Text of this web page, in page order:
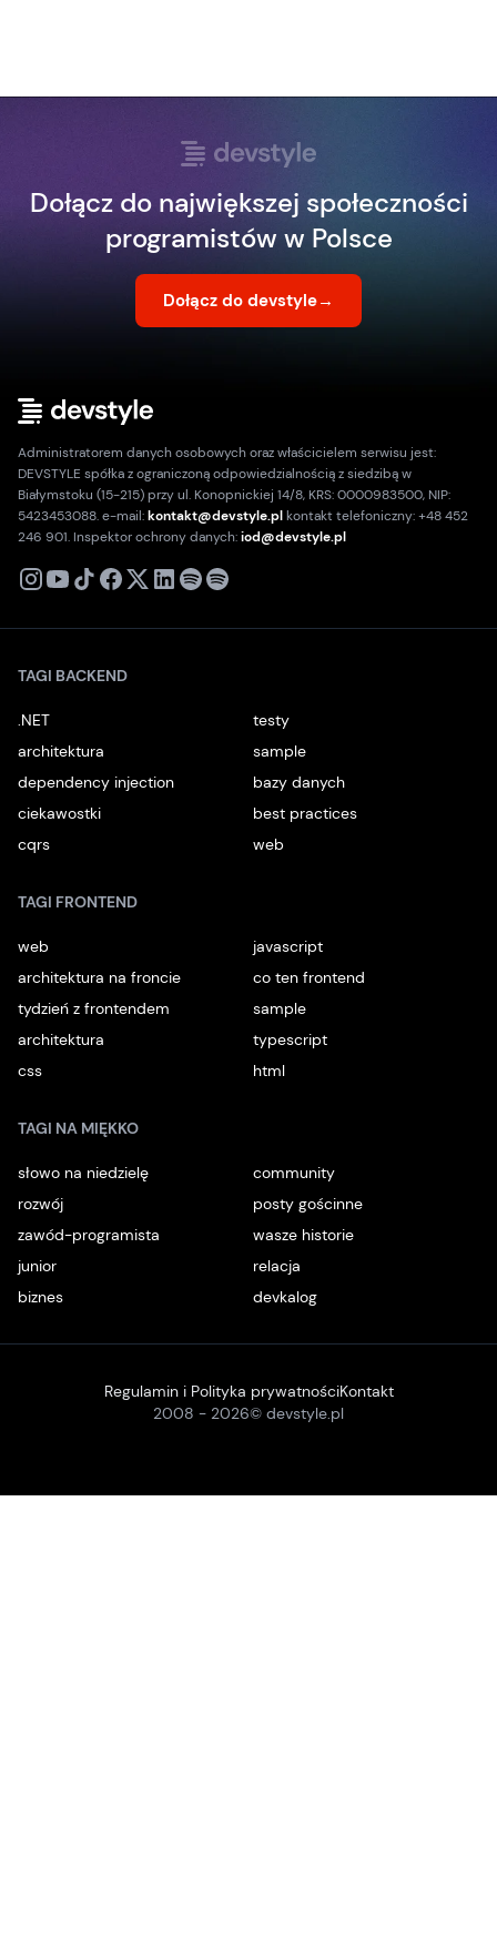
Dołącz do największej społeczności
programistów w Polsce
Dołącz do devstyle→
Administratorem danych osobowych oraz właścicielem serwisu jest:
DEVSTYLE spółka z ograniczoną odpowiedzialnością z siedzibą w
Białymstoku (15-215) przy ul. Konopnickiej 14/8, KRS: 0000983500, NIP:
5423453088. e-mail:kontakt@devstyle.plkontakt telefoniczny: +48 452
246 901. Inspektor ochrony danych:iod@devstyle.pl
X
TAGI BACKEND
.NET
testy
architektura
sample
dependency injection
bazy danych
ciekawostki
best practices
cqrs
web
TAGI FRONTEND
web
javascript
architektura na froncie
co ten frontend
tydzień z frontendem
sample
architektura
typescript
css
html
TAGI NA MIĘKKO
słowo na niedzielę
community
rozwój
posty gościnne
zawód-programista
wasze historie
junior
relacja
biznes
devkalog
2008 - 2026© devstyle.pl
Regulamin i Polityka prywatnościKontakt